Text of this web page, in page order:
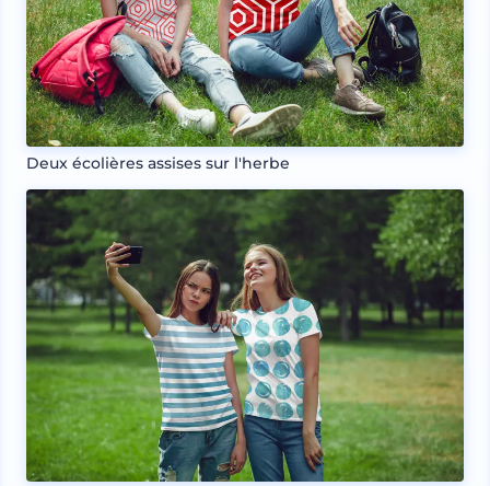
Deux écolières assises sur l'herbe